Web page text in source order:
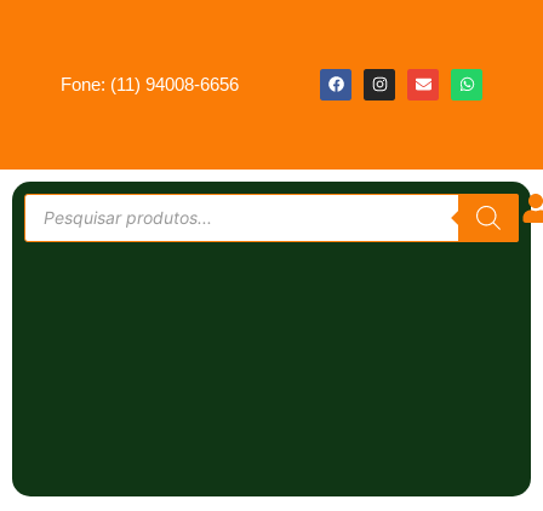
Fone: (11) 94008-6656